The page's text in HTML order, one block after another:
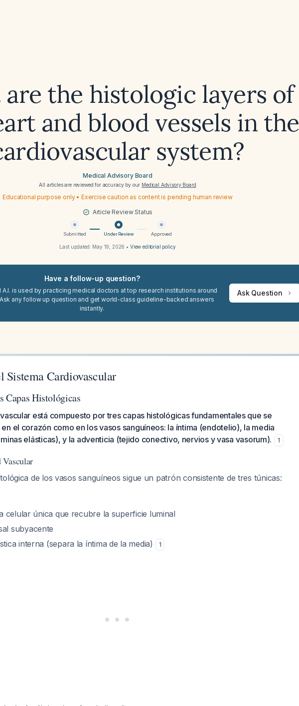
the histologic layers of
and blood vessels in the
system?
Medical Advisory Board
All articles are reviewed for accuracy by our Medical Advisory Board
Educational purpose only • Exercise caution as content is pending human review
Article Review Status
Submitted Under Review Approved
Last updated: May 19, 2026 • View editorial policy
Have a follow-up question?
A.I. is used by practicing medical doctors at top research institutions around
any follow up question and get world-class guideline-backed answers
instantly.
Ask Question
Sistema Cardiovascular
Capas Histológicas
está compuesto por tres capas histológicas fundamentales que se
el corazón como en los vasos sanguíneos: la íntima (endotelio), la media
elásticas), y la adventicia (tejido conectivo, nervios y vasa vasorum).
1
Vascular
de los vasos sanguíneos sigue un patrón consistente de tres túnicas:
celular única que recubre la superficie luminal
subyacente
interna (separa la íntima de la media)
1